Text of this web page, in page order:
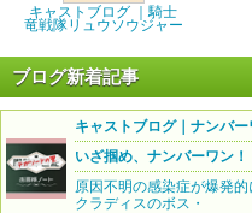
キャストブログ ｜騎士
竜戦隊リュウソウジャー
ブログ新着記事
キャストブログ｜ナンバ
いざ掴め、ナンバーワン
原因不明の感染症が爆発
クラディスのボス・